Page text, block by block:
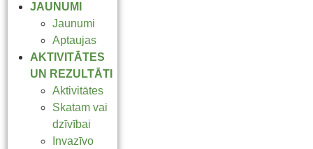
JAUNUMI
Jaunumi
Aptaujas
AKTIVITĀTES
UN REZULTĀTI
Aktivitātes
Skatam vai
dzīvībai
Invazīvo